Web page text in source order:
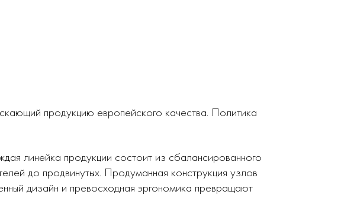
продукцию европейского качества. Политика
линейка продукции состоит из сбалансированного
до продвинутых. Продуманная конструкция узлов
дизайн и превосходная эргономика превращают